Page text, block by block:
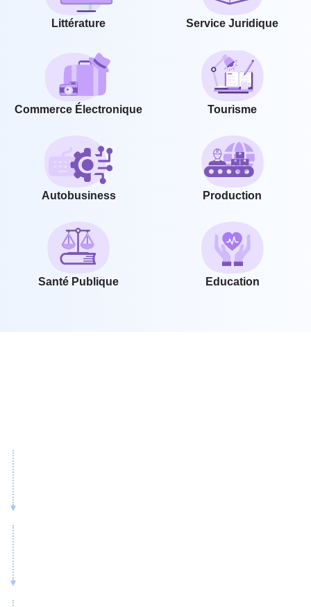
Littérature Service Juridique
Commerce Électronique Tourisme
Autobusiness Production
Santé Publique Education